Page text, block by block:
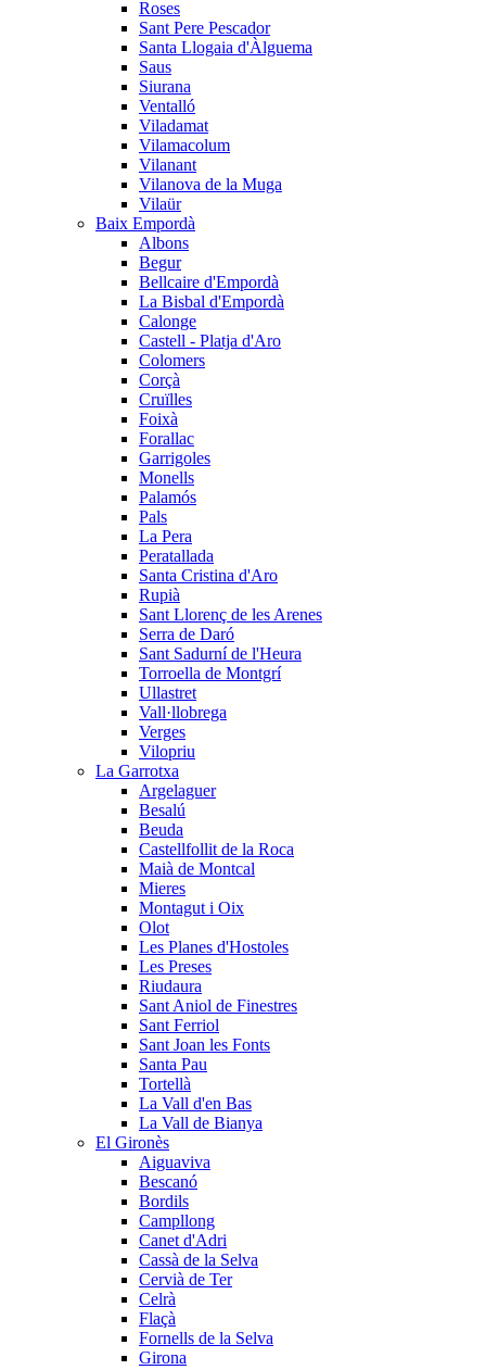
Roses
Sant Pere Pescador
Santa Llogaia d'Àlguema
Saus
Siurana
Ventalló
Viladamat
Vilamacolum
Vilanant
Vilanova de la Muga
Vilaür
Baix Empordà
Albons
Begur
Bellcaire d'Empordà
La Bisbal d'Empordà
Calonge
Castell - Platja d'Aro
Colomers
Corçà
Cruïlles
Foixà
Forallac
Garrigoles
Monells
Palamós
Pals
La Pera
Peratallada
Santa Cristina d'Aro
Rupià
Sant Llorenç de les Arenes
Serra de Daró
Sant Sadurní de l'Heura
Torroella de Montgrí
Ullastret
Vall·llobrega
Verges
Vilopriu
La Garrotxa
Argelaguer
Besalú
Beuda
Castellfollit de la Roca
Maià de Montcal
Mieres
Montagut i Oix
Olot
Les Planes d'Hostoles
Les Preses
Riudaura
Sant Aniol de Finestres
Sant Ferriol
Sant Joan les Fonts
Santa Pau
Tortellà
La Vall d'en Bas
La Vall de Bianya
El Gironès
Aiguaviva
Bescanó
Bordils
Campllong
Canet d'Adri
Cassà de la Selva
Cervià de Ter
Celrà
Flaçà
Fornells de la Selva
Girona